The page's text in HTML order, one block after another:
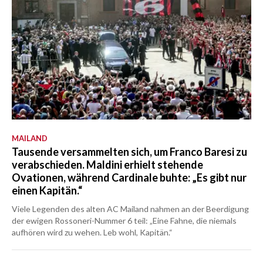
MAILAND
Tausende versammelten sich, um Franco Baresi zu
verabschieden. Maldini erhielt stehende
Ovationen, während Cardinale buhte: „Es gibt nur
einen Kapitän.“
Viele Legenden des alten AC Mailand nahmen an der Beerdigung
der ewigen Rossoneri-Nummer 6 teil: „Eine Fahne, die niemals
aufhören wird zu wehen. Leb wohl, Kapitän.“